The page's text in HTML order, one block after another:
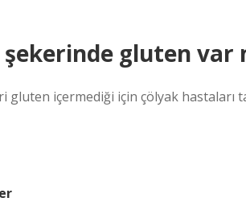
gluten var
gluten içermediği için çölyak